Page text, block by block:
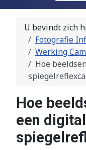
U bevindt zich
Fotografie
Werking
Hoe
Hoe
een